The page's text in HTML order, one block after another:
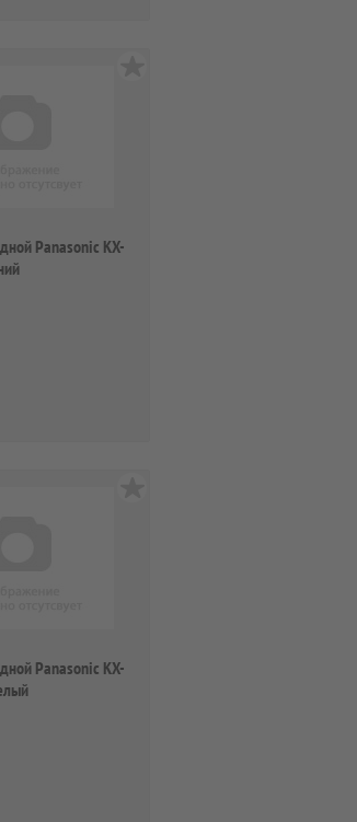
Panasonic KX-
Panasonic KX-